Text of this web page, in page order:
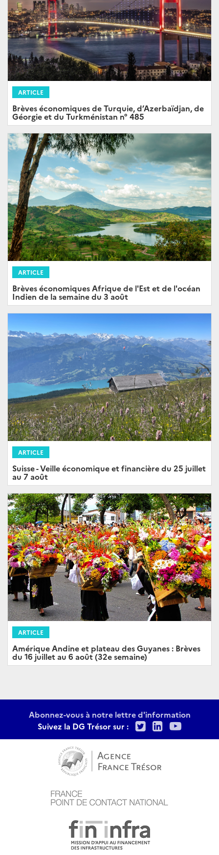
ARTICLE
Brèves économiques de Turquie, d’Azerbaïdjan, de
Géorgie et du Turkménistan n° 485
ARTICLE
Brèves économiques Afrique de l'Est et de l'océan
Indien de la semaine du 3 août
ARTICLE
Suisse - Veille économique et financière du 25 juillet
au 7 août
ARTICLE
Amérique Andine et plateau des Guyanes : Brèves
du 16 juillet au 6 août (32e semaine)
Abonnez-vous à notre lettre d'information
Suivez la DG Trésor sur :
TwitterLinkedIn